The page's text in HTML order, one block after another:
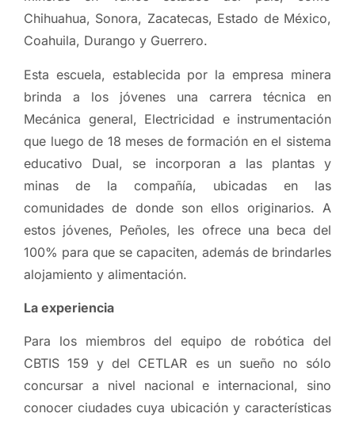
Chihuahua, Sonora, Zacatecas, Estado de México,
Coahuila, Durango y Guerrero.
Esta escuela, establecida por la empresa minera
brinda a los jóvenes una carrera técnica en
Mecánica general, Electricidad e instrumentación
que luego de 18 meses de formación en el sistema
educativo Dual, se incorporan a las plantas y
minas de la compañía, ubicadas en las
comunidades de donde son ellos originarios. A
estos jóvenes, Peñoles, les ofrece una beca del
100% para que se capaciten, además de brindarles
alojamiento y alimentación.
La experiencia
Para los miembros del equipo de robótica del
CBTIS 159 y del CETLAR es un sueño no sólo
concursar a nivel nacional e internacional, sino
conocer ciudades cuya ubicación y características